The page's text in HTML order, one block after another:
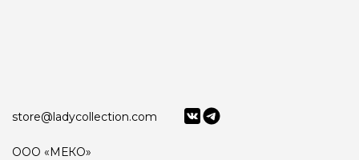
store@ladycollection.com
ООО «МЕКО»